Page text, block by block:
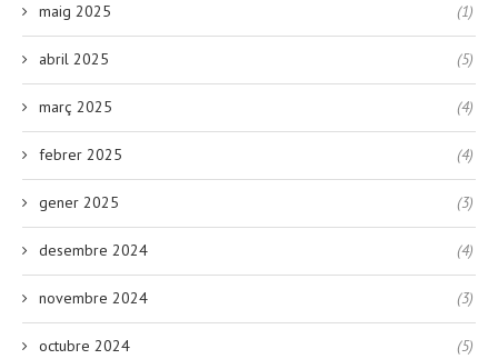
maig 2025 (1)
abril 2025 (5)
març 2025 (4)
febrer 2025 (4)
gener 2025 (3)
desembre 2024 (4)
novembre 2024 (3)
octubre 2024 (5)